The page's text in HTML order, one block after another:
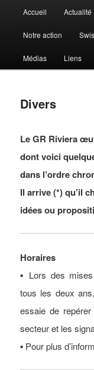
principal
Accueil Actualité
Notre action
Médias Liens
Divers
Le GR Rivieraœ
dont voici
dans l’ordre
Il arrive (*) qu’il
idées ou
Horaires
▪ Lors des mises
tous les deux
essaie de
secteur et les
▪ Pour plus